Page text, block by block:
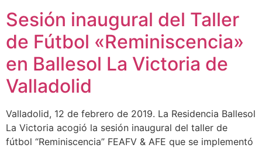
Sesión inaugural del Taller
de Fútbol «Reminiscencia»
en Ballesol La Victoria de
Valladolid
Valladolid, 12 de febrero de 2019. La Residencia Ballesol
La Victoria acogió la sesión inaugural del taller de
fútbol “Reminiscencia” FEAFV & AFE que se implementó